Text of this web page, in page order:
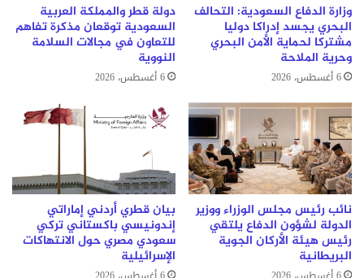
وزارة الدفاع السعودية: التحالف
البحري يجسد إدراكا دوليا
مشتركا لحماية الأمن البحري
وحرية الملاحة
6 أغسطس، 2026
دولة قطر والمملكة العربية
السعودية توقعان مذكرة تفاهم
للتعاون في مجالات السلامة
النووية
6 أغسطس، 2026
نائب رئيس مجلس الوزراء ووزير
الدولة لشؤون الدفاع يلتقي
رئيس هيئة الأركان الجوية
البريطانية
بيان قطري أردني إماراتي
إندونيسي باكستاني تركي
سعودي مصري حول الانتهاكات
الإسرائيلية